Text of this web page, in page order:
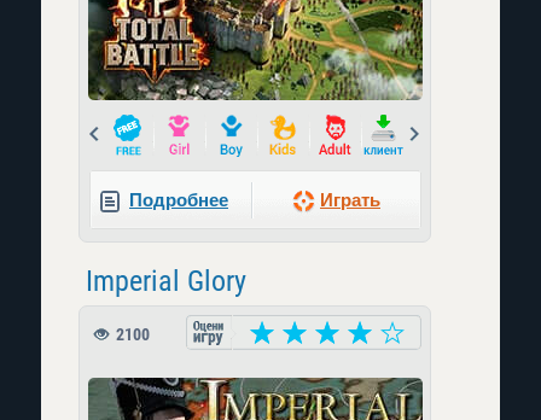
Prev
Подробнее Играть
Imperial Glory
2100